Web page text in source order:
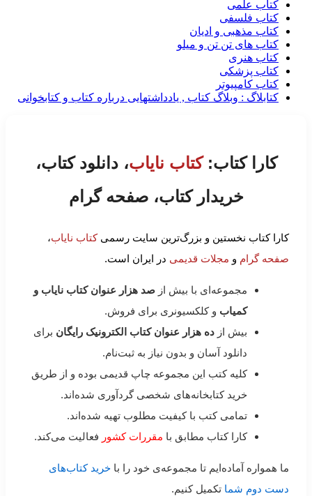
کتاب علمی
کتاب فلسفی
کتاب مذهبی و ادیان
کتاب های تن تن و میلو
کتاب هنری
کتاب پزشکی
کتاب کامپیوتر
کتابلاگ : وبلاگ کتاب , یادداشتهایی درباره کتاب و کتابخوانی
کارا کتاب:کتاب نایاب، دانلود کتاب،
خریدار کتاب، صفحه گرام
کارا کتاب نخستین و بزرگ‌ترین سایت رسمیکتاب نایاب،
صفحه گرام و مجلات قدیمی در ایران است.
مجموعه‌ای با بیش از صد هزار عنوان کتاب نایاب و
کمیاب و کلکسیونری برای فروش.
بیش از ده هزار عنوان کتاب الکترونیک رایگان برای
دانلود آسان و بدون نیاز به ثبت‌نام.
کلیه کتب این مجموعه چاپ قدیمی بوده و از طریق
خرید کتابخانه‌های شخصی گردآوری شده‌اند.
تمامی کتب با کیفیت مطلوب تهیه شده‌اند.
کارا کتاب مطابق با مقررات کشور فعالیت می‌کند.
ما همواره آماده‌ایم تا مجموعه‌ی خود را با خرید کتاب‌های
دست دوم شما تکمیل کنیم.